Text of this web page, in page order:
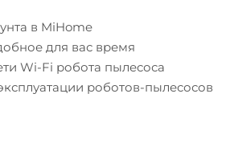
в MiHome
для вас время
Wi-Fi робота пылесоса
роботов-пылесосов